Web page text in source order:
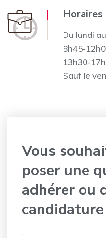
Du lundi
8h45-
13h30-
Sauf le
Vous
poser une
adhérer ou
candidature